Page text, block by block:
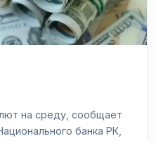
на среду, сообщает